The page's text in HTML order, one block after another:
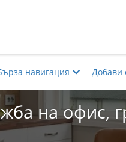
навигация Добави
на офис,